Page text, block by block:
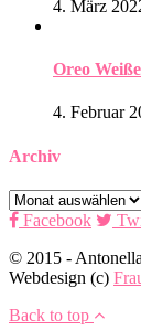
4. März
Oreo
4. Februar
Archiv
Archiv
Facebook
© 2015 -
Webdesign (c)
Back to top